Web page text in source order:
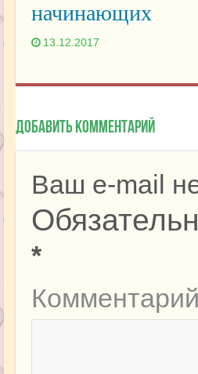
начинающих
13.12.2017
Добавить комментарий
Ваш e-mail
*
Комментарий